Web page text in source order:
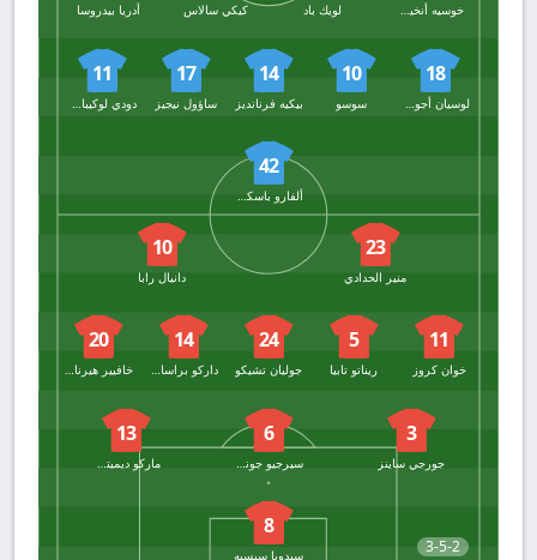
خوسيه أنخيل كارمونا لويك باد كيكي سالاس أدريا بيدروسا
18
10
سوسو
14
بيكيه فرنانديز
17
ساؤول نيجيز
11
42
ألفارو باسكوال
3-5-2
23
منير الحدادي
10
دانيال رابا
11
خوان كروز
5
ريناتو تابيا
24
جوليان تشيكو
14
داركو براساناك
20
خافيير هيرنانديز
3
جورجي ساينز
6
13
ماركو ديميتروفيك
8
سيدوبا سيسيه